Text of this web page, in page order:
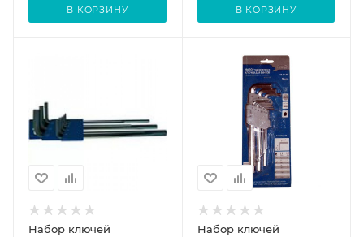
В КОРЗИНУ В КОРЗИНУ
Набор ключей
Набор ключей